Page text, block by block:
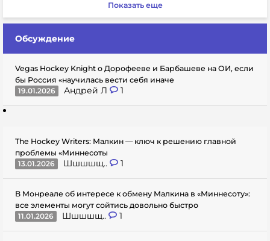
Показать еще
Обсуждение
Vegas Hockey Knight о Дорофееве и Барбашеве на ОИ, если
бы Россия «научилась вести себя иначе
19.01.2026
Андрей Л 1
The Hockey Writers: Малкин — ключ к решению главной
проблемы «Миннесоты
13.01.2026
Шшшшщ.. 1
В Монреале об интересе к обмену Малкина в «Миннесоту»:
все элементы могут сойтись довольно быстро
11.01.2026
Шшшшщ.. 1